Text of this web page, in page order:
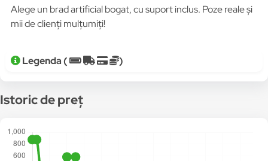
Alege un brad artificial bogat, cu suport inclus. Poze reale și
mii de clienți mulțumiți!
Legenda ( )
Istoric de preț